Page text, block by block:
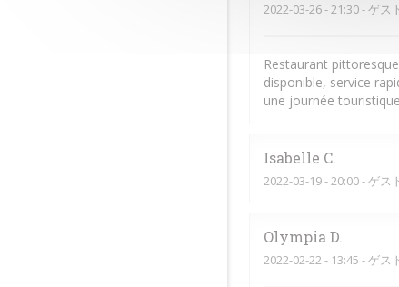
2022-03-26- 21:30 - ゲス
Restaurant
disponible, service
une journée
Isabelle C
2022-03-19- 20:00 - ゲス
Olympia D
2022-02-22 - 13:45 - ゲス